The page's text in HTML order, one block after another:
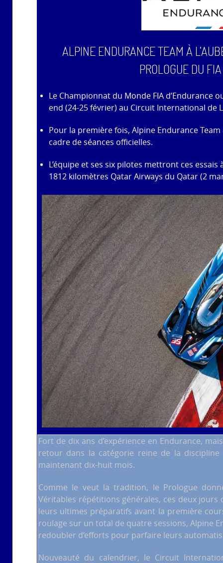
ALPINE ENDURANCE TEAM À
PROLOGUE DU
Le Championnat du Monde FIA d’Endurance
end (24-25 février) au Circuit International de
Pour la première fois, Alpine Endurance
cadre de séances officielles.
L’équipe et ses six pilotes mettront ces
1812 kilomètres Qatar Airways du Qatar (2
Fort de dix ans d’expérience en Endurance,
retour dans la catégorie reine de la discipline
maintenant dix-huit mois.
Comme le veut la tradition, le Prologue
Véritables répétitions générales, ces deux
leurs ultimes préparatifs avant la première
roulage sur un total de quatre sessions, Alpine
redoubler d’efforts pour parfaire leurs
Nouveauté du calendrier, le Circuit